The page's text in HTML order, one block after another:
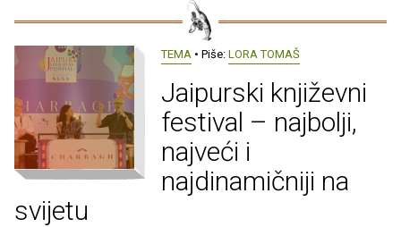
TEMA • Piše: LORA TOMAŠ
Jaipurski književni
festival – najbolji,
najveći i
najdinamičniji na
svijetu